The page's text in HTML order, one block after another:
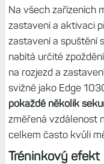
Na všech zařízeních
zastavení a aktivaci
zastavení a spuštění
nabítá určité
na rozjezd a
svižně jako Edge
pokaždé několik
změřená vzdálenost
celkem často kvůli
Tréninkový efekt